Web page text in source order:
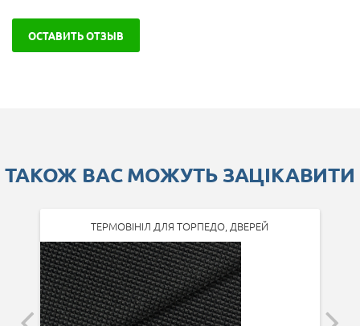
ОСТАВИТЬ ОТЗЫВ
ТАКОЖ ВАС МОЖУТЬ ЗАЦІКАВИТИ
ТЕРМОВІНІЛ ДЛЯ ТОРПЕДО, ДВЕРЕЙ